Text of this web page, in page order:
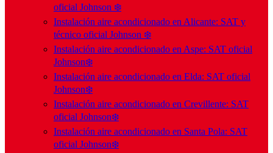
oficial Johnson ❄️
Instalación aire acondicionado en Alicante: SAT y
técnico oficial Johnson ❄️
Instalación aire acondicionado en Aspe: SAT oficial
Johnson❄️
Instalación aire acondicionado en Elda: SAT oficial
Johnson❄️
Instalación aire acondicionado en Crevillente: SAT
oficial Johnson❄️
Instalación aire acondicionado en Santa Pola: SAT
oficial Johnson❄️